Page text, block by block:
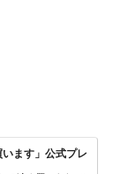
います」公式プレ